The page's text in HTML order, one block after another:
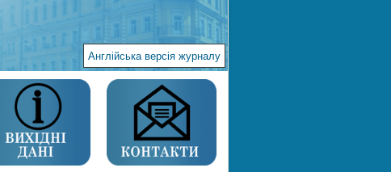
Англійська версія журналу